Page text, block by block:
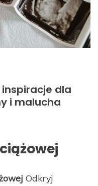
dla
i malucha
Odkryj